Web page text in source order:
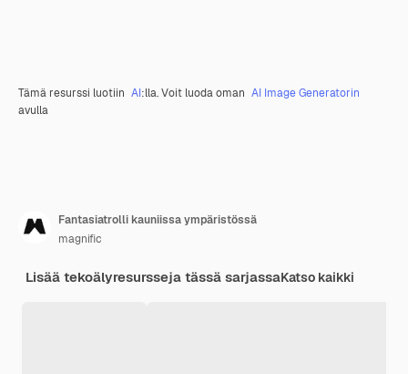
Tämä resurssi luotiin AI:lla. Voit luoda oman AI Image Generatorin
avulla
Fantasiatrolli kauniissa ympäristössä
magnific
Lisää tekoälyresursseja tässä sarjassaKatso kaikki